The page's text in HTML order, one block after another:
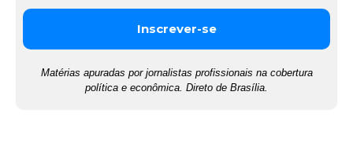
Matérias apuradas por jornalistas profissionais na cobertura
política e econômica. Direto de Brasília.